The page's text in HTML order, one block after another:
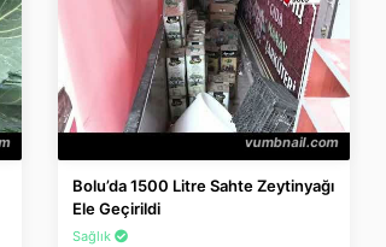
Bolu’da 1500 Litre Sahte Zeytinyağı
Ele Geçirildi
Sağlık